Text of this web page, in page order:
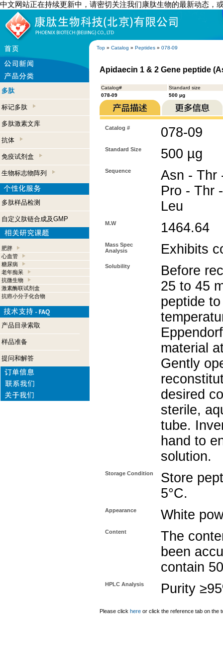
中文网站正在持续更新中，请密切关注我们康肽生物的最新动态，
Top » Catalog » Peptides » 078-09
多肽
标记多肽
多肽激素文库
抗体
免疫试剂盒
生物标志物阵列
多肽样品检测
自定义肽链合成及GMP
肥胖
心血管
糖尿病
老年痴呆
抗微生物
激素酶联试剂盒
抗癌小分子化合物
产品目录索取
样品准备
提问和解答
Apidaecin 1 & 2 Gene peptide
Catalog#
Standard size
078-09
500 µg
Catalog # 078-09
Standard Size 500 µg
Sequence
Asn - Thr
Pro - Thr
Leu
M.W 1464.64
Mass Spec
Analysis
Exhibits
Solubility
Before
25 to 45
peptide
material
Gently
desired
sterile,
tube.
hand to
solution.
Storage Condition
Store
5°C.
Appearance White
Content
The
been
contain
HPLC Analysis Purity
Please click here or click the reference tab on the